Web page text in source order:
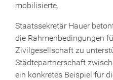
mobilisierte.
Staatssekretär Hauer
die Rahmenbedingungen
Zivilgesellschaft zu
Städtepartnerschaft
ein konkretes Beispiel für